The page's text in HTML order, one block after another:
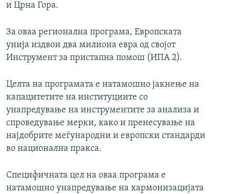
и Црна Гора.
За оваа регионална програма, Европската
унија издвои два милиона евра од својот
Инструмент за пристапна помош (ИПА 2).
Целта на програмата е натамошно јакнење на
капацитетите на институциите со
унапредување на инструментите за анализа и
спроведување мерки, како и пренесување на
најдобрите меѓународни и европски стандарди
во национална пракса.
Специфичната цел на оваа програма е
натамошно унапредување на хармонизацијата